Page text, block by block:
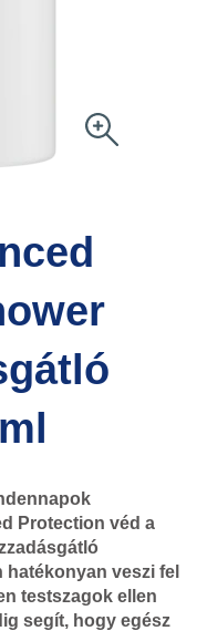
Protection véd a
veszi fel
testszagok ellen
segít, hogy egész